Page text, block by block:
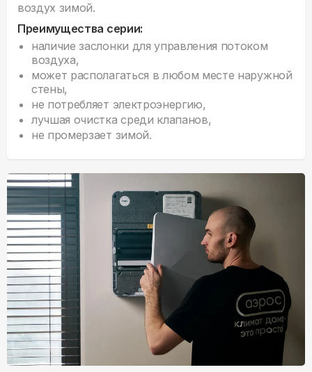
воздух зимой.
Преимущества серии:
наличие заслонки для управления потоком
воздуха,
может располагаться в любом месте наружной
стены,
не потребляет электроэнергию,
лучшая очистка среди клапанов,
не промерзает зимой.